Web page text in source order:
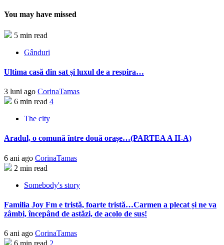
You may have missed
5 min read
Gânduri
Ultima casă din sat și luxul de a respira…
3 luni ago CorinaTamas
6 min read 4
The city
Aradul, o comună între două orașe…(PARTEA A II-A)
6 ani ago CorinaTamas
2 min read
Somebody's story
Familia Joy Fm e tristă, foarte tristă…Carmen a plecat și ne va
zâmbi, începând de astăzi, de acolo de sus!
6 ani ago CorinaTamas